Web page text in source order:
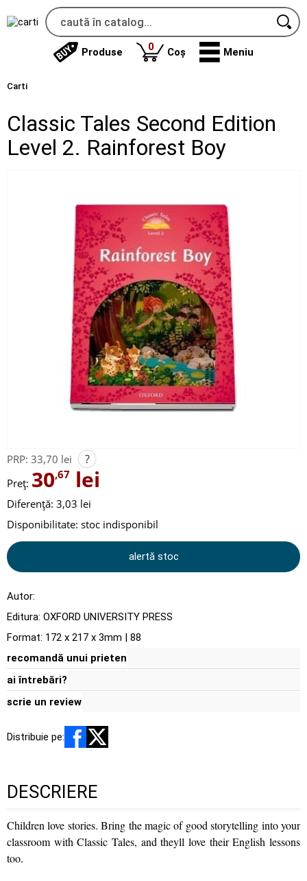
Produse 0produse
Coș Meniu
Carti
Classic Tales Second Edition
Level 2. Rainforest Boy
PRP: 33,70 lei ?
Preț: 30,67 lei
Diferență: 3,03 lei
Disponibilitate: stoc indisponibil
alertă stoc
Autor:
Editura: OXFORD UNIVERSITY PRESS
Format: 172 x 217 x 3mm | 88
recomandă unui prieten
ai întrebări?
scrie un review
Distribuie pe:
DESCRIERE
Children love stories. Bring the magic of good storytelling into your
classroom with Classic Tales, and theyll love their English lessons
too.